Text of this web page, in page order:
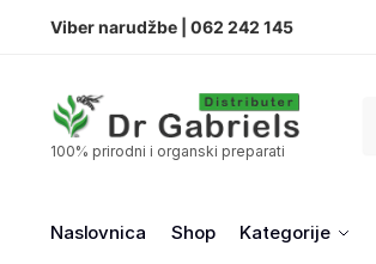
Viber narudžbe | 062 242 145
100% prirodni i organski preparati
Naslovnica Shop Kategorije